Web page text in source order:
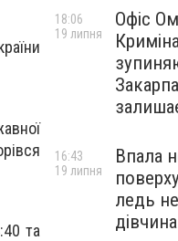
та
Офіс
18:06
19 липня
Впала
ледь
16:43
19 липня